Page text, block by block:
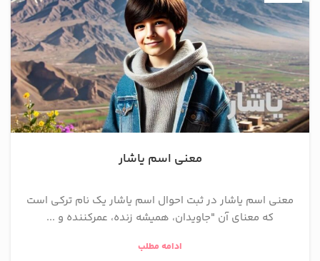
معنی اسم یاشار
معنی اسم یاشار در ثبت احوال اسم یاشار یک نام ترکی است
که معنای آن "جاویدان، همیشه زنده، عمرکننده و ...
ادامه مطلب